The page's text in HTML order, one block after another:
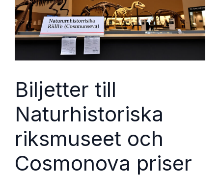
Biljetter till
Naturhistoriska
riksmuseet och
Cosmonova priser